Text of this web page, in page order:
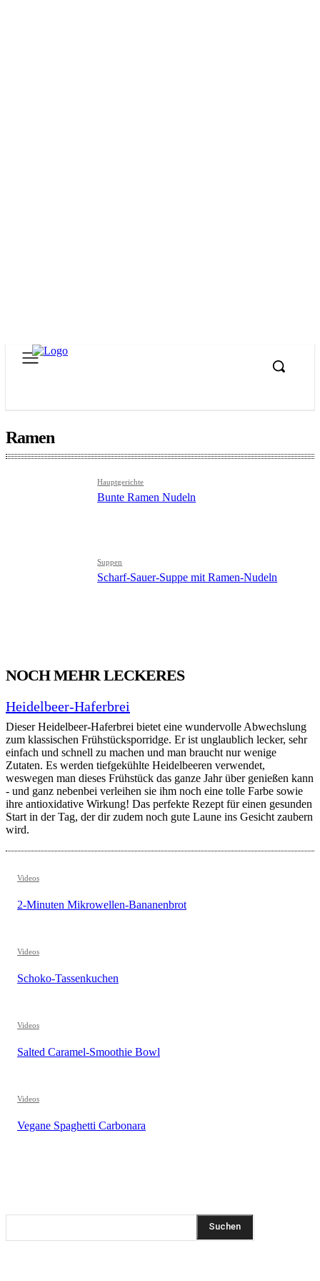
Ramen
Hauptgerichte
Bunte Ramen Nudeln
Suppen
Scharf-Sauer-Suppe mit Ramen-Nudeln
NOCH MEHR LECKERES
Heidelbeer-Haferbrei
Dieser Heidelbeer-Haferbrei bietet eine wundervolle Abwechslung
zum klassischen Frühstücksporridge. Er ist unglaublich lecker, sehr
einfach und schnell zu machen und man braucht nur wenige
Zutaten. Es werden tiefgekühlte Heidelbeeren verwendet,
weswegen man dieses Frühstück das ganze Jahr über genießen kann
- und ganz nebenbei verleihen sie ihm noch eine tolle Farbe sowie
ihre antioxidative Wirkung! Das perfekte Rezept für einen gesunden
Start in der Tag, der dir zudem noch gute Laune ins Gesicht zaubern
wird.
Videos
2-Minuten Mikrowellen-Bananenbrot
Videos
Schoko-Tassenkuchen
Videos
Salted Caramel-Smoothie Bowl
Videos
Vegane Spaghetti Carbonara
Suchen